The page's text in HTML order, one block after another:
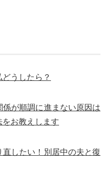
うしたら？
が順調に進まない原因は
お教えします
直したい！別居中の夫と復